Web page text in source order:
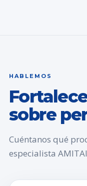
HABLEMOS
sobre
Cuéntanos qué
especialista